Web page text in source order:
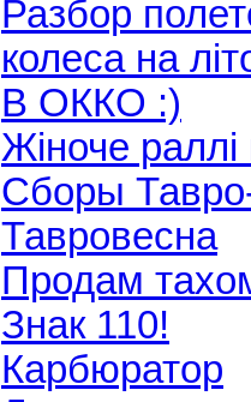
Разбор
колеса на
В ОККО :)
Жіноче
Сборы
Тавровесна
Продам
Знак 110!
Карбюратор